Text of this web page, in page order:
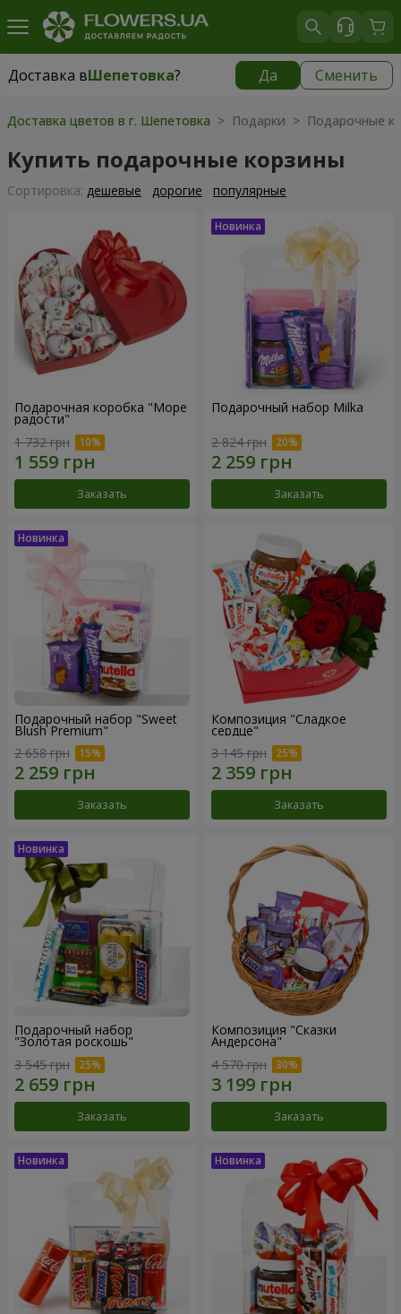
Доставка вШепетовка? Да Сменить
Доставка вШепетовка|
Доставка цветов в г. Шепетовка > Подарки > Подарочные
Купить подарочные корзины
Cортировка: дешевые дорогие популярные
Подарочная коробка "Море
радости"
1 732 грн
Заказать
Подарочный набор Milka
2 824 грн
Заказать
Подарочный набор "Sweet
Blush Premium"
2 658 грн
Заказать
Композиция "Сладкое
сердце"
3 145 грн
Заказать
Подарочный набор
"Золотая роскошь"
3 545 грн
Заказать
Композиция "Сказки
Андерсона"
4 570 грн
Заказать